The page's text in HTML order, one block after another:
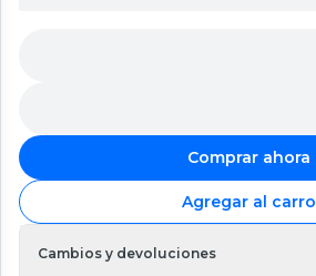
Comprar ahora
Agregar al carro
Cambios y devoluciones